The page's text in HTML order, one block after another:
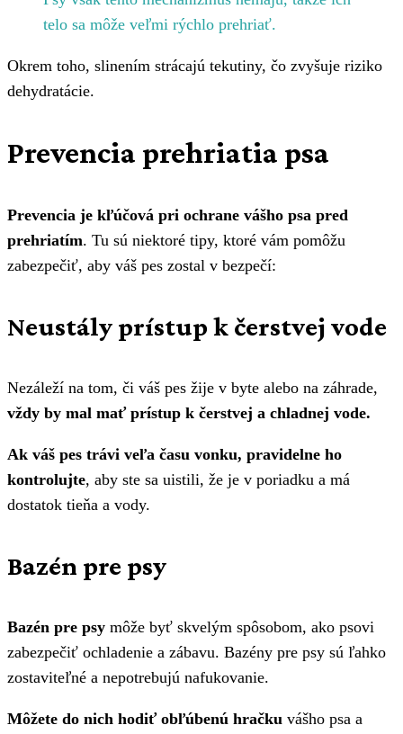
telo sa môže veľmi rýchlo prehriať.
Okrem toho, slinením strácajú tekutiny, čo zvyšuje riziko
dehydratácie.
Prevencia prehriatia psa
Prevencia je kľúčová pri ochrane vášho psa pred
prehriatím. Tu sú niektoré tipy, ktoré vám pomôžu
zabezpečiť, aby váš pes zostal v bezpečí:
Neustály prístup k čerstvej vode
Nezáleží na tom, či váš pes žije v byte alebo na záhrade,
vždy by mal mať prístup k čerstvej a chladnej vode.
Ak váš pes trávi veľa času vonku, pravidelne ho
kontrolujte, aby ste sa uistili, že je v poriadku a má
dostatok tieňa a vody.
Bazén pre psy
Bazén pre psy môže byť skvelým spôsobom, ako psovi
zabezpečiť ochladenie a zábavu. Bazény pre psy sú ľahko
zostaviteľné a nepotrebujú nafukovanie.
Môžete do nich hodiť obľúbenú hračku vášho psa a